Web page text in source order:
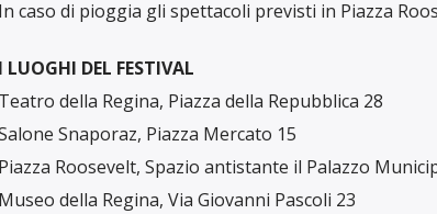
In caso di pioggia gli spettacoli previsti in Piazza
I LUOGHI DEL FESTIVAL
Teatro della Regina, Piazza della Repubblica 28
Snaporaz, Piazza Mercato 15
Piazza Roosevelt, Spazio antistante il Palazzo
Museo della Regina, Via Giovanni Pascoli 23